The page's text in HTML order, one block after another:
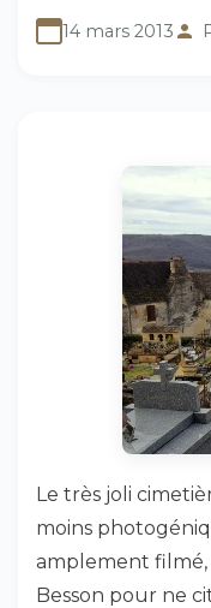
14 mars 2013
Le très joli
moins
amplement filmé,
Besson pour ne